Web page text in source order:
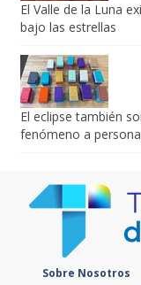
El Valle de la Luna
bajo las estrellas
El eclipse también
fenómeno a
Sobre Nosotros